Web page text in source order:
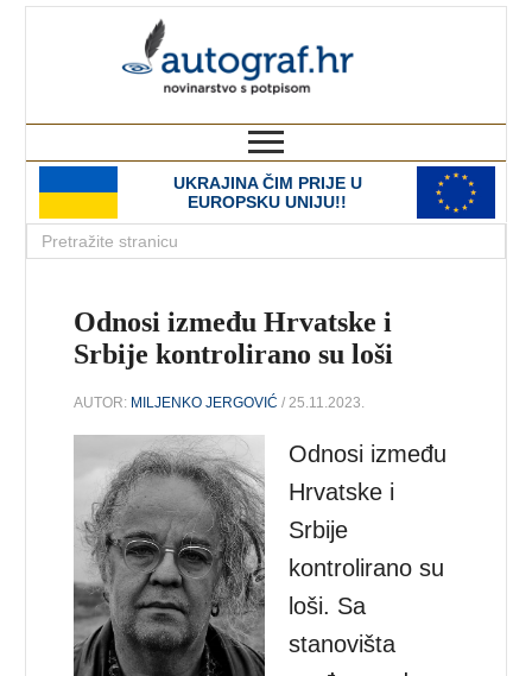
UKRAJINA ČIM PRIJE U
EUROPSKU UNIJU!!
Odnosi između Hrvatske i
Srbije kontrolirano su loši
AUTOR: MILJENKO JERGOVIĆ / 25.11.2023.
Odnosi između
Hrvatske i
Srbije
kontrolirano su
loši. Sa
stanovišta